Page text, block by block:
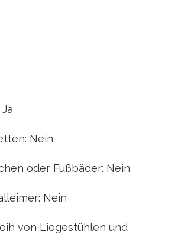
Nein
oder Fußbäder: Nein
Nein
von Liegestühlen und